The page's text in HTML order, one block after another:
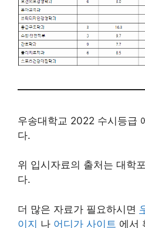
우송대학교 2022 수시등급
다.
위 입시자료의 출처는 대학
다.
더 많은 자료가 필요하시면
이지 나 어디가 사이트 에서